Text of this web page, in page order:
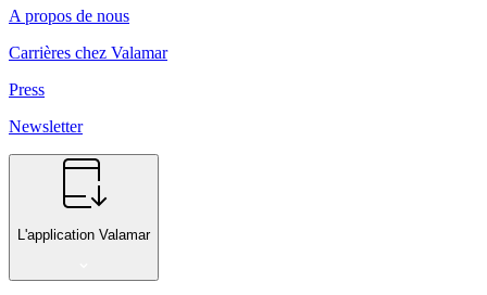
A propos de nous
Carrières chez Valamar
Press
Newsletter
L'application Valamar